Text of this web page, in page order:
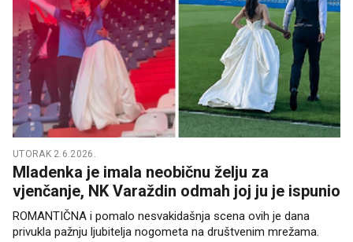
UTORAK 2.6.2026.
Mladenka je imala neobičnu želju za
vjenčanje, NK Varaždin odmah joj ju je ispunio
ROMANTIČNA i pomalo nesvakidašnja scena ovih je dana
privukla pažnju ljubitelja nogometa na društvenim mrežama.